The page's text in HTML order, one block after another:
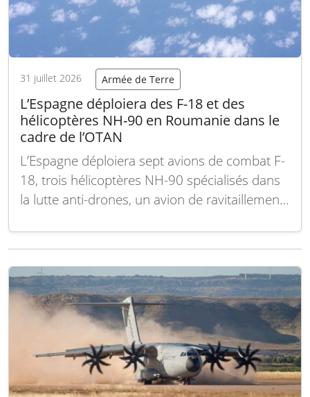
31 juillet 2026 Armée de Terre
L’Espagne déploiera des F-18 et des
hélicoptères NH-90 en Roumanie dans le
cadre de l’OTAN
L’Espagne déploiera sept avions de combat F-
18, trois hélicoptères NH-90 spécialisés dans
la lutte anti-drones, un avion de ravitaillement
l’armée de l’Air et de l’Espace à la base
un communiqué de l’OTAN. Ce déploiement
s’inscrit dans une…Lire la suite